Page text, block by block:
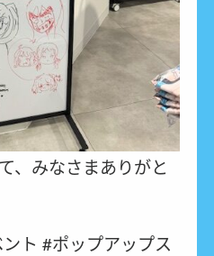
、みなさまありがと
ト #ポップアップス